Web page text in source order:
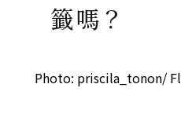
籤嗎？
Photo: priscila_tonon/